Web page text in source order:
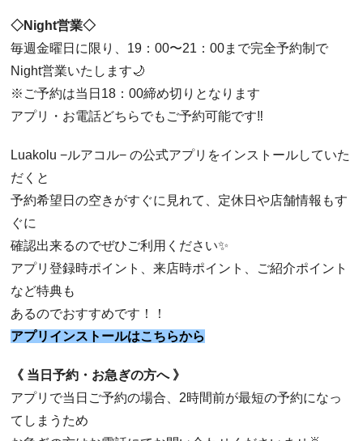
◇Night営業◇
毎週金曜日に限り、19：00〜21：00まで完全予約制で
Night営業いたします🌙
※ご予約は当日18：00締め切りとなります
アプリ・お電話どちらでもご予約可能です‼︎
Luakolu −ルアコル− の公式アプリをインストールしていた
だくと
予約希望日の空きがすぐに見れて、定休日や店舗情報もす
ぐに
確認出来るのでぜひご利用ください✨
アプリ登録時ポイント、来店時ポイント、ご紹介ポイント
など特典も
あるのでおすすめです！！
アプリインストールはこちらから
《 当日予約・お急ぎの方へ 》
アプリで当日ご予約の場合、2時間前が最短の予約になっ
てしまうため